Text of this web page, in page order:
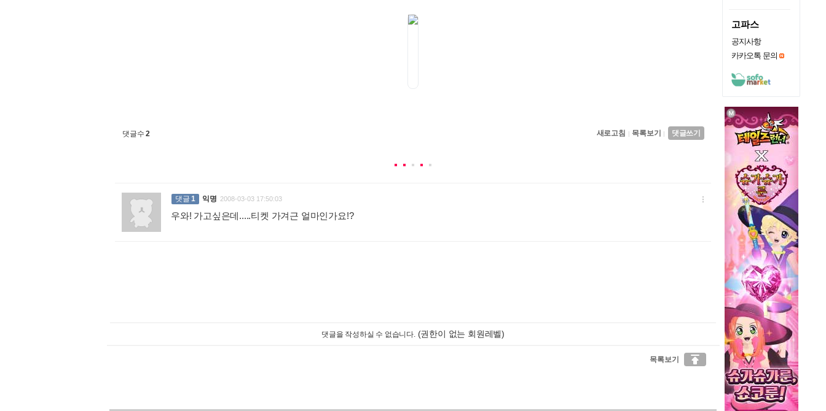
댓글수2 새로고침 | 목록보기 | 댓글쓰기
댓글1 익명 2008-03-03 17:50:03
우와! 가고싶은데.....티켓 가겨근 얼마인가요!?

댓글을 작성하실 수 없습니다. (권한이 없는 회원레벨)
목록보기 
고파스
공지사항
카카오톡 문의